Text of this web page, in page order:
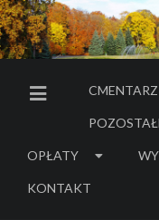
MENU BOCZNE
OPŁATY
KONTAKT